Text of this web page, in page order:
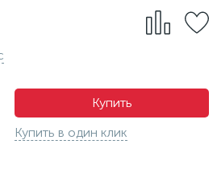
Купить
Купить в один клик